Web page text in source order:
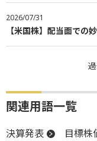
2026/07/31
【米国株】配当面での
関連用語一覧
決算発表 目標株